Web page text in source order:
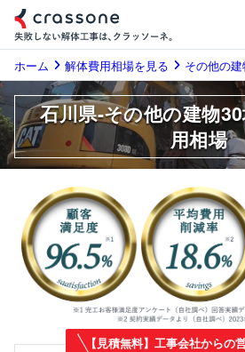
ホーム 解体費用相場を見る その他の建
石川県-その他の建物
用相場
【見積無料】工事会社からの